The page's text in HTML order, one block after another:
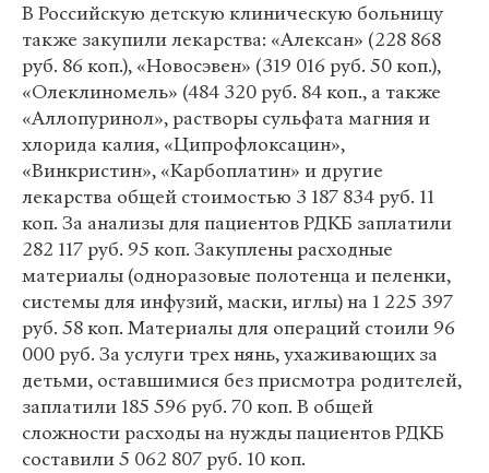
В Российскую детскую клиническую больницу
также закупили лекарства: «Алексан» (228 868
руб. 86 коп.), «Новосэвен» (319 016 руб. 50 коп.),
«Олеклиномель» (484 320 руб. 84 коп., а также
«Аллопуринол», растворы сульфата магния и
хлорида калия, «Ципрофлоксацин»,
«Винкристин», «Карбоплатин» и другие
лекарства общей стоимостью 3 187 834 руб. 11
коп. За анализы для пациентов РДКБ заплатили
282 117 руб. 95 коп. Закуплены расходные
материалы (одноразовые полотенца и пеленки,
системы для инфузий, маски, иглы) на 1 225 397
руб. 58 коп. Материалы для операций стоили 96
000 руб. За услуги трех нянь, ухаживающих за
детьми, оставшимися без присмотра родителей,
заплатили 185 596 руб. 70 коп. В общей
сложности расходы на нужды пациентов РДКБ
составили 5 062 807 руб. 10 коп.